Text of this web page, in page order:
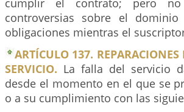
cumplir el contrato; pero
controversias sobre el
obligaciones mientras el
ARTÍCULO 137.
SERVICIO. La falla del servicio
desde el momento en el que se
o a su cumplimiento con las